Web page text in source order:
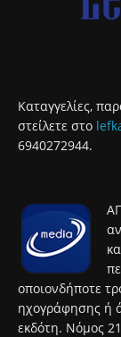
Καταγγελίες,
στείλετε στο
6940272944.
οποιονδήποτε
ηχογράφησης ή
εκδότη. Νόμος